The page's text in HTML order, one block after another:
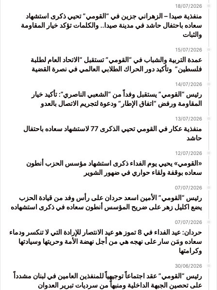
18/07/2026
منفذية صيدا – الزهراني جزين في “القومي” تحيي ذكرى استشهاد
سعاده باحتفال حاشد في مدينة صيدا.. والكلمات تؤكد خيار المقاومة
والثبات
15/07/2026
عمدة التربية والشباب في “القومي” تستقبل “الاتحاد العام لطلبة
فلسطين” وتأكيد دور الحراك الطلابي العالمي في نصرة القضية
14/07/2026
رئيس “القومي” يستقبل وفداً من “الشعبي الناصري”: تأكيد خيار
المقاومة ورفض “اتفاق الإطار” ودعوة لتجريم الاتصال بالعدو
13/07/2026
منفذية عكار في القومي تحيي الذكرى 77 لاستشهاد سعاده باحتفال
حاشد
12/07/2026
«القومي» يحيي يوم الفداء ذكرى استشهاد مؤسس الحزب أنطون
سعاده بوقفة ولقاء حواري في ضهور الشوير
07/07/2026
رئيس “القومي” الأمين اسعد حردان على رأس وفد من قيادة الحزب
يضع اكليل زهر على ضريح المؤسس أنطون سعاده في ذكرى استشهاده
07/07/2026
حردان: عيد الفداء في 8 تموز هو عيد الانتصار للإرادة التي لا تنكسر ودماء
سعاده ومَن سار على نهجه هي من أجل نهضة الأمة وحريتها وسيادتها
وكرامتها
30/06/2026
رئيس “القومي” عقد اجتماعاً توجيهياً للمنفذين العامين في لبنان مشدداً
على تحصين الجبهة الداخلية ومنبهاً من سرديات تبرير العدوان